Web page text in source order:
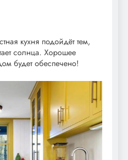
кухня подойдёт тем,
солнца. Хорошее
будет обеспечено!